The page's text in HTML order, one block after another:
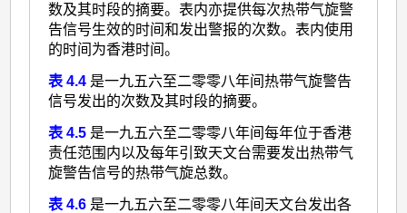
数及其时段的摘要。表内亦提供每次热带气旋警
告信号生效的时间和发出警报的次数。表内使用
的时间为香港时间。
表 4.4 是一九五六至二零零八年间热带气旋警告
信号发出的次数及其时段的摘要。
表 4.5 是一九五六至二零零八年间每年位于香港
责任范围内以及每年引致天文台需要发出热带气
旋警告信号的热带气旋总数。
表 4.6 是一九五六至二零零八年间天文台发出各